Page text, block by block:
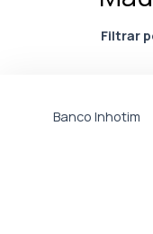
Filtrar
Banco Inhotim